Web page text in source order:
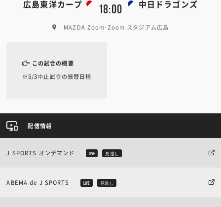
広島東洋カープ 18:00 中日ドラゴンズ
MAZDA Zoom-Zoom スタジアム広島
この試合の概要
※5/3中止試合の振替日程
配信情報
J SPORTS オンデマンド LIVE 見逃し
ABEMA de J SPORTS LIVE 見逃し